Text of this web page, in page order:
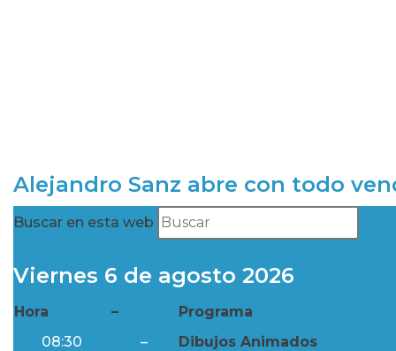
Alejandro Sanz abre con todo
Buscar en esta web
Viernes 6 de agosto 2026
Hora –
Programa
08:30
–
Dibujos Animados